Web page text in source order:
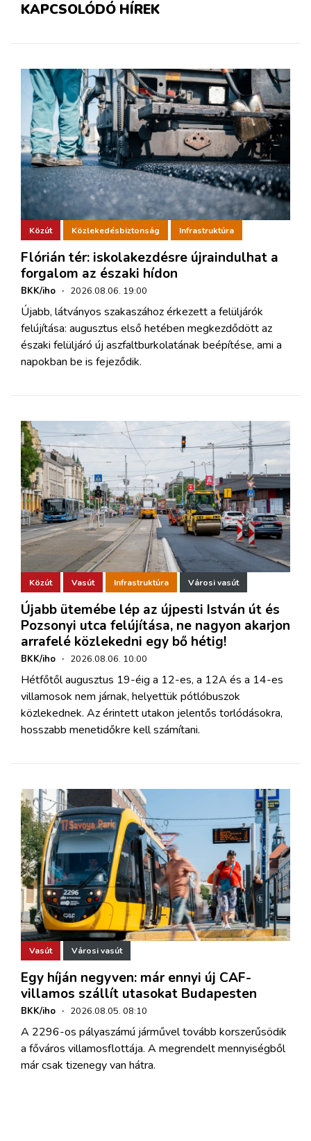
KAPCSOLÓDÓ HÍREK
Közút Közlekedésbiztonság Infrastruktúra
Flórián tér: iskolakezdésre újraindulhat a
forgalom az északi hídon
BKK/iho · 2026.08.06. 19:00
Újabb, látványos szakaszához érkezett a felüljárók
felújítása: augusztus első hetében megkezdődött az
északi felüljáró új aszfaltburkolatának beépítése, ami a
napokban be is fejeződik.
Közút Vasút Infrastruktúra Városi vasút
Újabb ütemébe lép az újpesti István út és
Pozsonyi utca felújítása, ne nagyon akarjon
arrafelé közlekedni egy bő hétig!
BKK/iho · 2026.08.06. 10:00
Hétfőtől augusztus 19-éig a 12-es, a 12A és a 14-es
villamosok nem járnak, helyettük pótlóbuszok
közlekednek. Az érintett utakon jelentős torlódásokra,
hosszabb menetidőkre kell számítani.
Vasút Városi vasút
Egy híján negyven: már ennyi új CAF-
villamos szállít utasokat Budapesten
BKK/iho · 2026.08.05. 08:10
A 2296-os pályaszámú járművel tovább korszerűsödik
a főváros villamosflottája. A megrendelt mennyiségből
már csak tizenegy van hátra.